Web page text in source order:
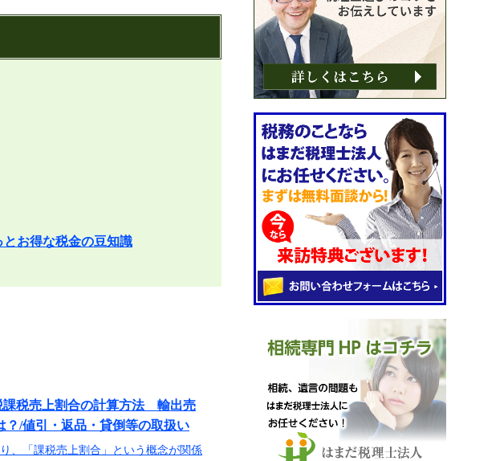
お得な税金の豆知識
課税売上割合の計算方法 輸出売
？/値引・返品・貸倒等の取扱い
、「課税売上割合」という概念が関係